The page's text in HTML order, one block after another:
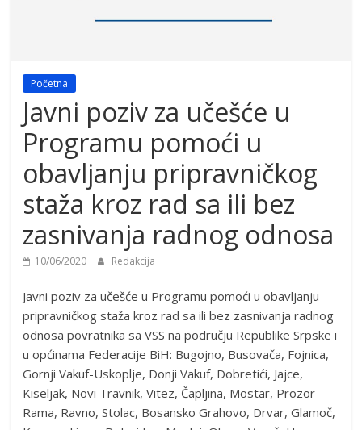
Početna
Javni poziv za učešće u
Programu pomoći u
obavljanju pripravničkog
staža kroz rad sa ili bez
zasnivanja radnog odnosa
10/06/2020 Redakcija
Javni poziv za učešće u Programu pomoći u obavljanju
pripravničkog staža kroz rad sa ili bez zasnivanja radnog
odnosa povratnika sa VSS na području Republike Srpske i
u općinama Federacije BiH: Bugojno, Busovača, Fojnica,
Gornji Vakuf-Uskoplje, Donji Vakuf, Dobretići, Jajce,
Kiseljak, Novi Travnik, Vitez, Čapljina, Mostar, Prozor-
Rama, Ravno, Stolac, Bosansko Grahovo, Drvar, Glamoč,